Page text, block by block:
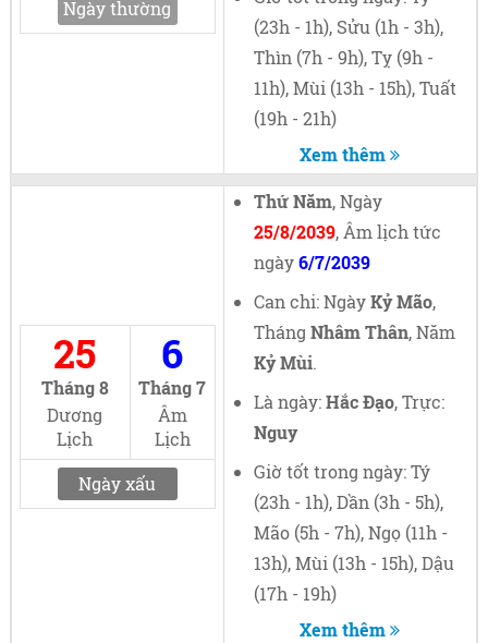
Ngày thường
(23h - 1h), Sửu (1h - 3h),
Thìn (7h - 9h), Tỵ (9h -
11h), Mùi (13h - 15h), Tuất
(19h - 21h)
Xem thêm
25
Tháng 8
Dương
Lịch
6
Tháng 7
Âm
Lịch
Ngày xấu
Thứ Năm, Ngày
25/8/2039, Âm lịch tức
ngày6/7/2039
Can chi: NgàyKỷ Mão,
Tháng Nhâm Thân, Năm
Kỷ Mùi.
Là ngày:Hắc Đạo, Trực:
Nguy
Giờ tốt trong ngày: Tý
(23h - 1h), Dần (3h - 5h),
Mão (5h - 7h), Ngọ (11h -
13h), Mùi (13h - 15h), Dậu
(17h - 19h)
Xem thêm